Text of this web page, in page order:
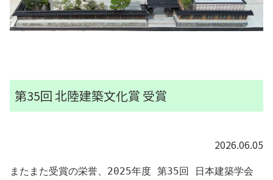
第35回 北陸建築文化賞 受賞
2026.06.05
またまた受賞の栄誉、2025年度 第35回 日本建築学会